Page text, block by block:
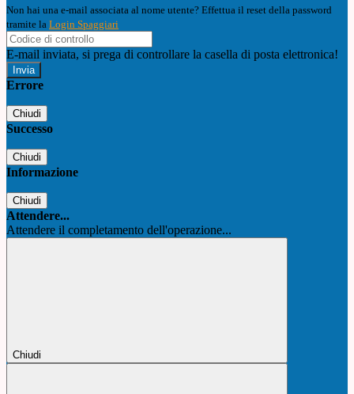
Non hai una e-mail associata al nome utente? Effettua il reset della password
tramite la Login Spaggiari
E-mail inviata, si prega di controllare la casella di posta elettronica!
Errore
Chiudi
Successo
Chiudi
Informazione
Chiudi
Attendere...
Attendere il completamento dell'operazione...
Chiudi